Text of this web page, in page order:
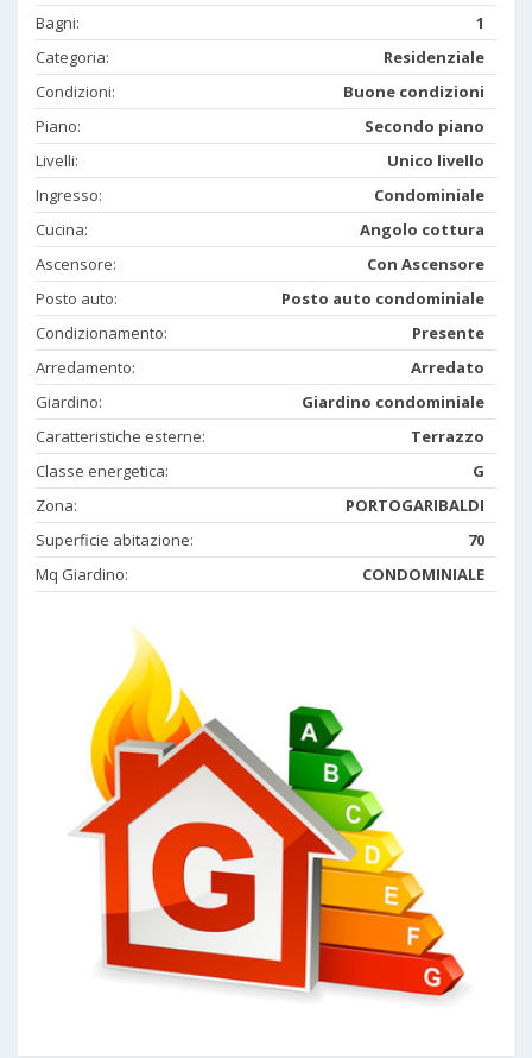
Bagni:
1
Categoria:
Residenziale
Condizioni:
Buone condizioni
Piano:
Secondo piano
Livelli:
Unico livello
Ingresso:
Condominiale
Cucina:
Angolo cottura
Ascensore:
Con Ascensore
Posto auto:
Posto auto condominiale
Condizionamento:
Presente
Arredamento:
Arredato
Giardino:
Giardino condominiale
Caratteristiche esterne:
Terrazzo
Classe energetica:
G
Zona:
PORTOGARIBALDI
Superficie abitazione:
70
Mq Giardino:
CONDOMINIALE